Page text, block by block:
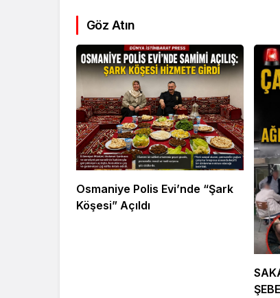
Göz Atın
Osmaniye Polis Evi’nde “Şark
Köşesi” Açıldı